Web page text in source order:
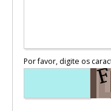
Por favor, digite os